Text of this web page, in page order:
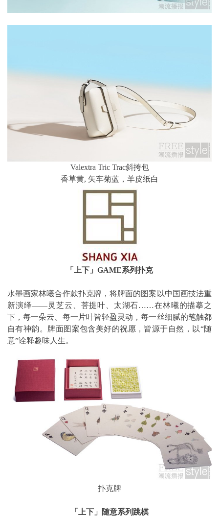
Valextra Tric Trac斜挎包
香草黄, 矢车菊蓝，羊皮纸白
「上下」GAME系列扑克
水墨画家林曦合作款扑克牌，将牌面的图案以中国画技法重
新演绎——灵芝云、菩提叶、太湖石……在林曦的描摹之
下，每一朵云、每一片叶皆轻盈灵动，每一丝细腻的笔触都
自有神韵。牌面图案包含美好的祝愿，皆源于自然，以“随
意”诠释趣味人生。
扑克牌
「上下」随意系列跳棋